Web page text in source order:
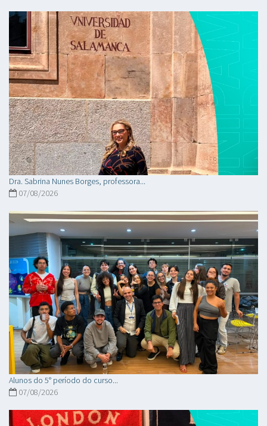
Dra. Sabrina Nunes Borges, professora...
07/08/2026
Alunos do 5° período do curso...
07/08/2026